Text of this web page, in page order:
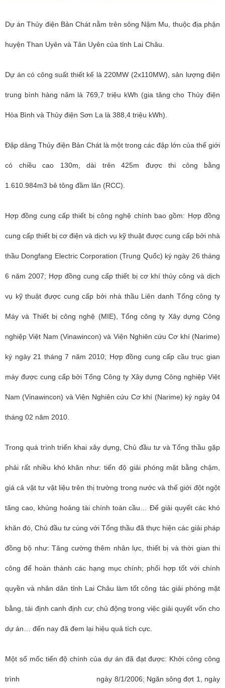
Dự án Thủy điện Bản Chát nằm trên sông Nậm Mu, thuộc địa phận
huyện Than Uyên và Tân Uyên của tỉnh Lai Châu.
Dự án có công suất thiết kế là 220MW (2x110MW), sản lượng điện
trung bình hàng năm là 769,7 triệu kWh (gia tăng cho Thủy điện
Hòa Bình và Thủy điện Sơn La là 388,4 triệu kWh).
Đập dâng Thủy điện Bản Chát là một trong các đập lớn của thế giới
có chiều cao 130m, dài trên 425m được thi công bằng
1.610.984m3 bê tông đầm lăn (RCC).
Hợp đồng cung cấp thiết bị công nghệ chính bao gồm: Hợp đồng
cung cấp thiết bị cơ điện và dịch vụ kỹ thuật được cung cấp bởi nhà
thầu Dongfang Electric Corporation (Trung Quốc) ký ngày 26 tháng
6 năm 2007; Hợp đồng cung cấp thiết bị cơ khí thủy công và dịch
vụ kỹ thuật được cung cấp bởi nhà thầu Liên danh Tổng công ty
Máy và Thiết bị công nghệ (MIE), Tổng công ty Xây dựng Công
nghiệp Việt Nam (Vinawincon) và Viện Nghiên cứu Cơ khí (Narime)
ký ngày 21 tháng 7 năm 2010; Hợp đồng cung cấp cầu trục gian
máy được cung cấp bởi Tổng Công ty Xây dựng Công nghiệp Việt
Nam (Vinawincon) và Viện Nghiên cứu Cơ khí (Narime) ký ngày 04
tháng 02 năm 2010.
Trong quá trình triển khai xây dựng, Chủ đầu tư và Tổng thầu gặp
phải rất nhiều khó khăn như: tiến độ giải phóng mặt bằng chậm,
giá cả vật tư vật liệu trên thị trường trong nước và thế giới đột ngột
tăng cao, khủng hoảng tài chính toàn cầu… Để giải quyết các khó
khăn đó, Chủ đầu tư cùng với Tổng thầu đã thực hiện các giải pháp
đồng bộ như: Tăng cường thêm nhân lực, thiết bị và thời gian thi
công để hoàn thành các hạng mục chính; phối hợp tốt với chính
quyền và nhân dân tỉnh Lai Châu làm tốt công tác giải phóng mặt
bằng, tái định canh định cư; chủ động trong việc giải quyết vốn cho
dự án… đến nay đã đem lại hiệu quả tích cực.
Một số mốc tiến độ chính của dự án đã đạt được: Khởi công công
trình ngày 8/1/2006; Ngăn sông đợt 1, ngày